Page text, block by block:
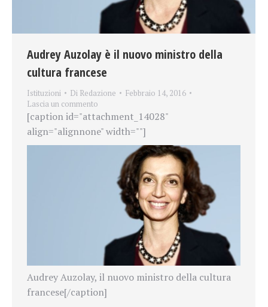
Audrey Auzolay è il nuovo ministro della
cultura francese
Istituzioni Di Redazione
Febbraio 14, 2016
Lascia un commento
[caption id="attachment_14028"
align="alignnone" width=""]
Audrey Auzolay, il nuovo ministro della cultura
francese[/caption]